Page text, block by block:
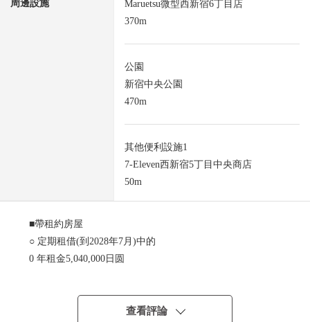
周邊設施
Maruetsu微型西新宿6丁目店
370m
公園
新宿中央公園
470m
其他便利設施1
7-Eleven西新宿5丁目中央商店
50m
■帶租約房屋
○ 定期租借(到2028年7月)中的
0 年租金5,040,000日圆
查看評論